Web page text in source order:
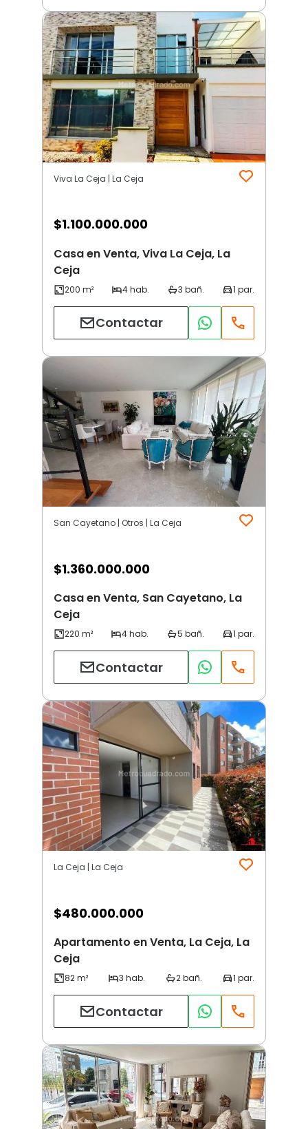
Viva La Ceja | La Ceja
$1.100.000.000
Casa en Venta, Viva La Ceja, La
Ceja
Contactar
San Cayetano | Otros | La Ceja
$1.360.000.000
Casa en Venta, San Cayetano, La
Ceja
Contactar
La Ceja | La Ceja
$480.000.000
Apartamento en Venta, La Ceja, La
Ceja
Contactar